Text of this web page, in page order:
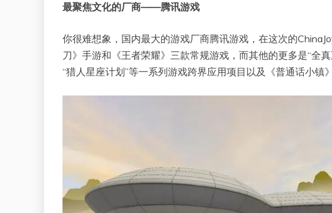
最聚焦文化的厂商——腾讯游戏
你很难想象，国内最大的游戏厂商腾讯游戏，在这次的
刀》手游和《王者荣耀》三款常规游戏，而其他的更多是“全真
“猎人星座计划”等一系列游戏跨界应用项目以及《普通话小镇